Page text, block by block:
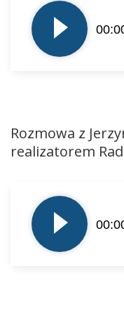
plików
dźwiękowych
Rozmowa z
realizatorem
plików
dźwiękowych